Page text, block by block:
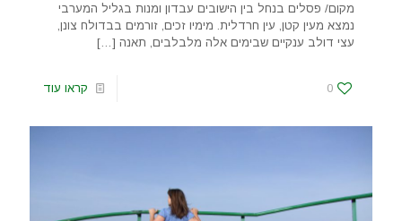
מקום/ פסלים בנחל בין הישובים עבדון ומנות בגליל המערבי
נמצא מעין קטן, עין חרדלית. מימיו זכים, זורמים בבדולח צונן,
עצי דולב ענקיים שבימים אלה מלבלבים, תאנה […]
0 קראו עוד